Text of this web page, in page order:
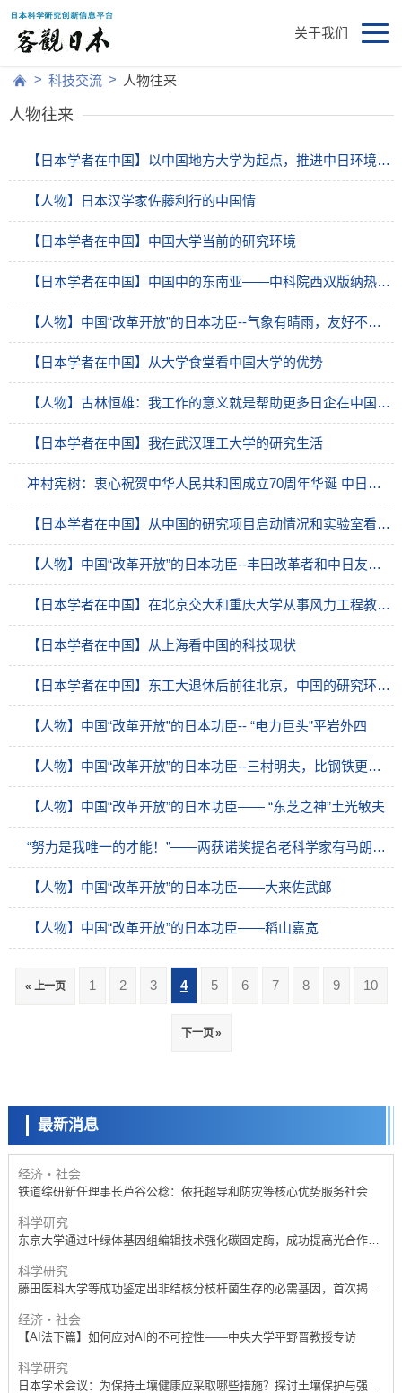
关于我们
> 科技交流 > 人物往来
人物往来
【日本学者在中国】以中国地方大学为起点，推进中日环境战略合作
【人物】日本汉学家佐藤利行的中国情
【日本学者在中国】中国大学当前的研究环境
【日本学者在中国】中国中的东南亚——中科院西双版纳热带植物园
【人物】中国“改革开放”的日本功臣--气象有晴雨，友好不分时：记水文气象专家小池俊雄
【日本学者在中国】从大学食堂看中国大学的优势
【人物】古林恒雄：我工作的意义就是帮助更多日企在中国更好地发展
【日本学者在中国】我在武汉理工大学的研究生活
冲村宪树：衷心祝贺中华人民共和国成立70周年华诞 中日两国间必须进一步加强合作
【日本学者在中国】从中国的研究项目启动情况和实验室看中国的研究实力
【人物】中国“改革开放”的日本功臣--丰田改革者和中日友好建设者：奥田硕
【日本学者在中国】在北京交大和重庆大学从事风力工程教育及研究
【日本学者在中国】从上海看中国的科技现状
【日本学者在中国】东工大退休后前往北京，中国的研究环境飞跃发展
【人物】中国“改革开放”的日本功臣-- “电力巨头”平岩外四
【人物】中国“改革开放”的日本功臣--三村明夫，比钢铁更为牢固的中日友谊建设者
【人物】中国“改革开放”的日本功臣―― “东芝之神”土光敏夫
“努力是我唯一的才能！”——两获诺奖提名老科学家有马朗人带南开学子遨游物理长河探索物质的起源
【人物】中国“改革开放”的日本功臣——大来佐武郎
【人物】中国“改革开放”的日本功臣——稻山嘉宽
« 上一页 1 2 3 4 5 6 7 8 9 10
下一页 »
最新消息
政策
日本科研费增设国际共同研究强化新类别，促进青年研究人员赴海外开
展研究
经济・社会
铁道综研新任理事长芦谷公稔：依托超导和防灾等核心优势服务社会
科学研究
东京大学通过叶绿体基因组编辑技术强化碳固定酶，成功提高光合作用
科学研究
藤田医科大学等成功鉴定出非结核分枝杆菌生存的必需基因，首次揭示
经济・社会
【AI法下篇】如何应对AI的不可控性——中央大学平野晋教授专访
科学研究
日本学术会议：为保持土壤健康应采取哪些措施？探讨土壤保护与强化